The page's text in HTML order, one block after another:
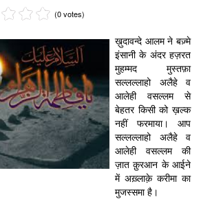
(0 votes)
ख़ुदावन्दे आलम ने बज़्मे
इंसानी के अंदर हज़रत
मुहम्मद मुस्तफ़ा
सल्लल्लाहो अलैहे व
आलेही वसल्लम से
बेहतर किसी को ख़ल्क
नहीं फरमाया। आप
सल्लल्लाहो अलैहे व
आलेही वसल्लम की
ज़ात क़ुरआन के आईने
में अख़्लाक़े करीमा का
मुजस्समा है।